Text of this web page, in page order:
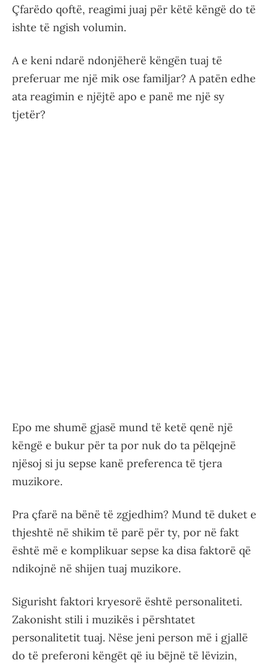
Çfarëdo qoftë, reagimi juaj për këtë këngë do të
ishte të ngish volumin.
A e keni ndarë ndonjëherë këngën tuaj të
preferuar me një mik ose familjar? A patën edhe
ata reagimin e njëjtë apo e panë me një sy
tjetër?
Epo me shumë gjasë mund të ketë qenë një
këngë e bukur për ta por nuk do ta pëlqejnë
njësoj si ju sepse kanë preferenca të tjera
muzikore.
Pra çfarë na bënë të zgjedhim? Mund të duket e
thjeshtë në shikim të parë për ty, por në fakt
është më e komplikuar sepse ka disa faktorë që
ndikojnë në shijen tuaj muzikore.
Sigurisht faktori kryesorë është personaliteti.
Zakonisht stili i muzikës i përshtatet
personalitetit tuaj. Nëse jeni person më i gjallë
do të preferoni këngët që iu bëjnë të lëvizin,